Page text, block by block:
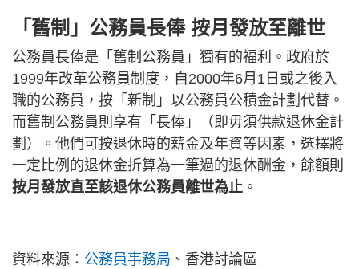
「舊制」公務員長俸 按月發放至離世
公務員長俸是「舊制公務員」獨有的福利。政府於
1999年改革公務員制度，自2000年6月1日或之後入
職的公務員，按「新制」以公務員公積金計劃代替。
而舊制公務員則享有「長俸」（即毋須供款退休金計
劃）。他們可按退休時的薪金及年資等因素，選擇將
一定比例的退休金折算為一筆過的退休酬金，餘額則
按月發放直至該退休公務員離世為止 。
資料來源： 公務員事務局 、香港討論區